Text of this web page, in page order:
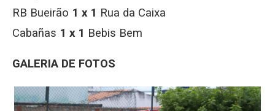
RB Bueirão 1 x 1 Rua da Caixa
Cabañas 1 x 1 Bebis Bem
GALERIA DE FOTOS